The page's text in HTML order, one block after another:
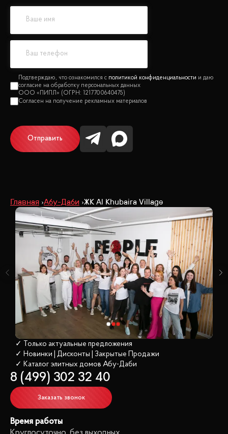
политикой конфиденциальности
Отправить
Главная Абу-Даби ЖК Al Khubaira Village
✓ Только актуальные предложения
✓ Новинки | Дисконты | Закрытые Продажи
✓ Каталог элитных домов Абу-Даби
8 (499) 302 32 40
Заказать звонок
Время работы